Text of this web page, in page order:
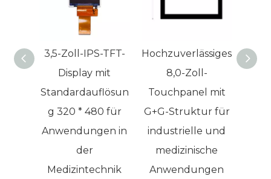
3,5-Zoll-IPS-TFT-
Display mit
Standardauflösun
g 320 * 480 für
Anwendungen in
der
Medizintechnik
Hochzuverlässiges
8,0-Zoll-
Touchpanel mit
G+G-Struktur für
industrielle und
medizinische
Anwendungen